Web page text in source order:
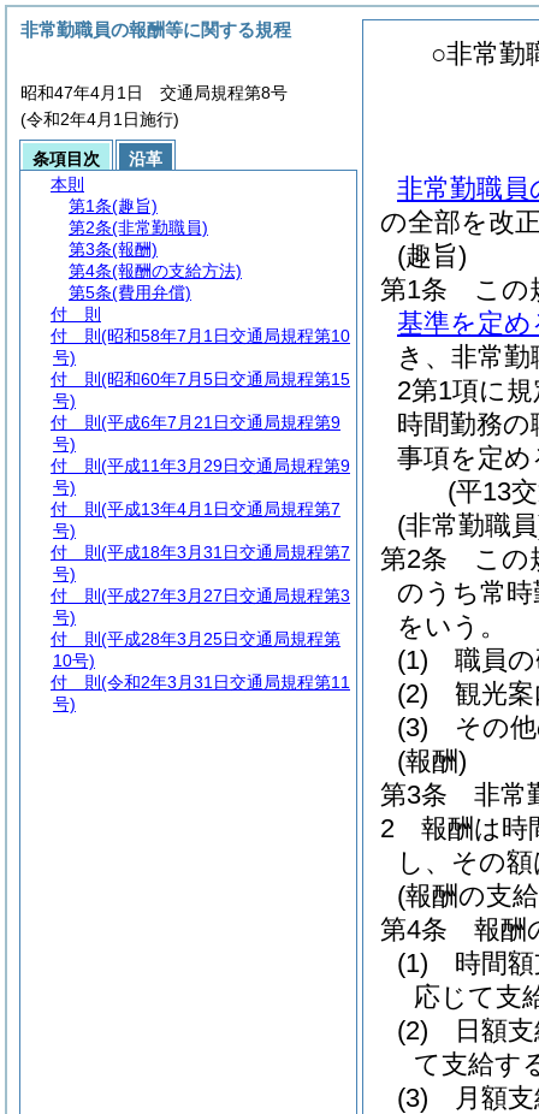
○非常勤
非常勤職員
の全部を改
(趣旨)
第1条
この
基準を定め
き、非常勤
2第1項に
時間勤務
事項を定
(平13
(非常勤職
第2条
この
のうち常
をいう。
(1)
職員
(2)
観光
(3)
その
(報酬)
第3条
非常
2
報酬は時
し、その
(報酬の支
第4条
報酬
(1)
時間
応じて支
(2)
日額
て支給す
(3)
月額
非常勤職員の報酬等に関する規程
昭和47年4月1日 交通局規程第8号
(令和2年4月1日施行)
条項目次
沿革
本則
第1条(趣旨)
第2条(非常勤職員)
第3条(報酬)
第4条(報酬の支給方法)
第5条(費用弁償)
付 則
付 則 (昭和58年7月1日交通局規程第10
号)
付 則 (昭和60年7月5日交通局規程第15
号)
付 則 (平成6年7月21日交通局規程第9
号)
付 則 (平成11年3月29日交通局規程第9
号)
付 則 (平成13年4月1日交通局規程第7
号)
付 則 (平成18年3月31日交通局規程第7
号)
付 則 (平成27年3月27日交通局規程第3
号)
付 則 (平成28年3月25日交通局規程第
10号)
付 則 (令和2年3月31日交通局規程第11
号)